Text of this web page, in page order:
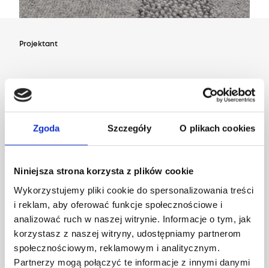
Zgoda Szczegóły O plikach cookies
Niniejsza strona korzysta z plików cookie
Wykorzystujemy pliki cookie do spersonalizowania treści
i reklam, aby oferować funkcje społecznościowe i
analizować ruch w naszej witrynie. Informacje o tym, jak
korzystasz z naszej witryny, udostępniamy partnerom
społecznościowym, reklamowym i analitycznym.
Partnerzy mogą połączyć te informacje z innymi danymi
Projektant
Ladnini